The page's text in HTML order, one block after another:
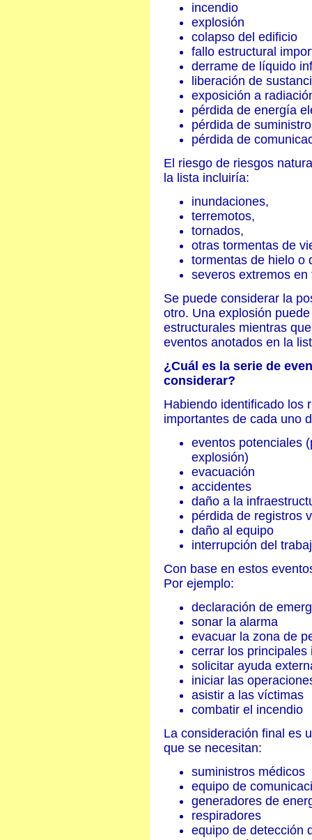
incendio
explosión
colapso del edificio
fallo estructural
derrame de líquido
liberación de
exposición a
pérdida de energía
pérdida de
pérdida de
El riesgo de riesgos
la lista incluiría:
inundaciones,
terremotos,
tornados,
otras tormentas de
tormentas de hielo o
severos extremos
Se puede considerar la
otro. Una explosión
estructurales mientras
eventos anotados en la
¿Cuál es la serie de
considerar?
Habiendo identificado los
importantes de cada uno
eventos potenciales
explosión)
evacuación
accidentes
daño a la
pérdida de registros
daño al equipo
interrupción del
Con base en estos
Por ejemplo:
declaración de
sonar la alarma
evacuar la zona de
cerrar los principales
solicitar ayuda
iniciar las
asistir a las víctimas
combatir el incendio
La consideración final es
que se necesitan:
suministros médicos
equipo de
generadores de
respiradores
equipo de detección